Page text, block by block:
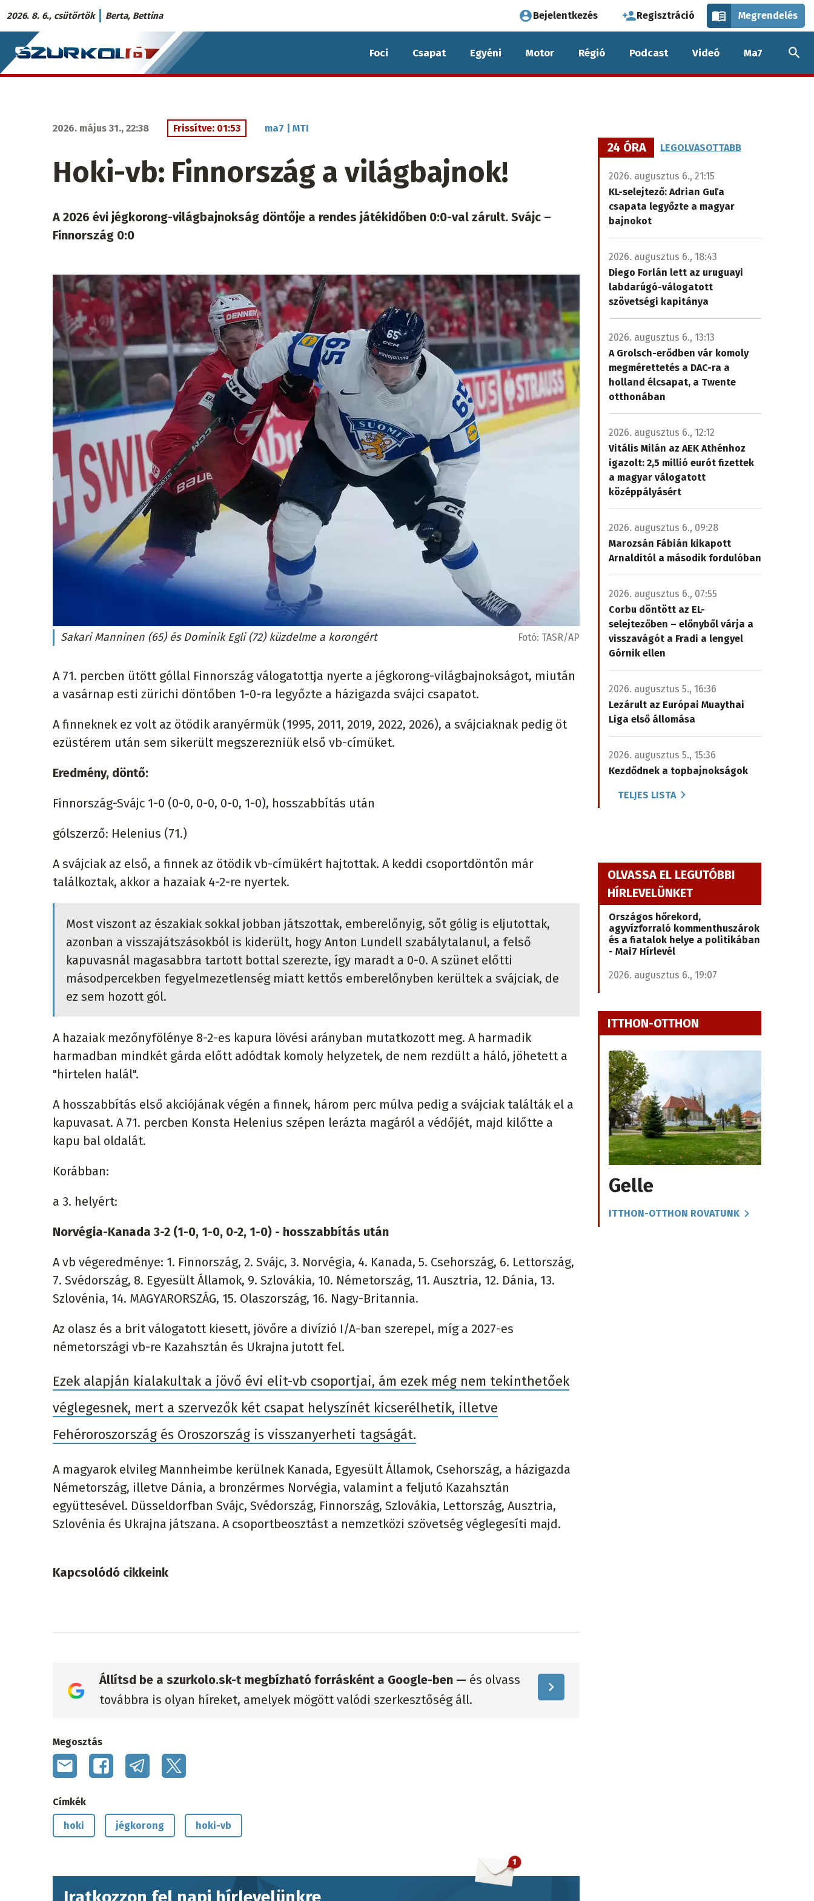
Ugrás
a
tartalomra
2026. 8. 6., csütörtök Berta, Bettina
Felhasználói
fiók
menüje
Bejelentkezés Regisztráció Megrendelés
Szurkoló.sk
fő
Foci Csapat Egyéni Motor Régió Podcast Videó Ma7
2026. május 31., 22:38 Frissítve: 01:53 ma7 | MTI
Hoki-vb: Finnország a világbajnok!
A 2026 évi jégkorong-világbajnokság döntője a rendes játékidőben 0:0-val zárult. Svájc –
Finnország 0:0
Sakari Manninen (65) és Dominik Egli (72) küzdelme a korongért Fotó: TASR/AP
A 71. percben ütött góllal Finnország válogatottja nyerte a jégkorong-világbajnokságot, miután
a vasárnap esti zürichi döntőben 1-0-ra legyőzte a házigazda svájci csapatot.
A finneknek ez volt az ötödik aranyérmük (1995, 2011, 2019, 2022, 2026), a svájciaknak pedig öt
ezüstérem után sem sikerült megszerezniük első vb-címüket.
Eredmény, döntő:
Finnország-Svájc 1-0 (0-0, 0-0, 0-0, 1-0), hosszabbítás után
gólszerző: Helenius (71.)
A svájciak az első, a finnek az ötödik vb-címükért hajtottak. A keddi csoportdöntőn már
találkoztak, akkor a hazaiak 4-2-re nyertek.
Most viszont az északiak sokkal jobban játszottak, emberelőnyig, sőt gólig is eljutottak,
azonban a visszajátszásokból is kiderült, hogy Anton Lundell szabálytalanul, a felső
kapuvasnál magasabbra tartott bottal szerezte, így maradt a 0-0. A szünet előtti
másodpercekben fegyelmezetlenség miatt kettős emberelőnyben kerültek a svájciak, de
ez sem hozott gól.
A hazaiak mezőnyfölénye 8-2-es kapura lövési arányban mutatkozott meg. A harmadik
harmadban mindkét gárda előtt adódtak komoly helyzetek, de nem rezdült a háló, jöhetett a
"hirtelen halál".
A hosszabbítás első akciójának végén a finnek, három perc múlva pedig a svájciak találták el a
kapuvasat. A 71. percben Konsta Helenius szépen lerázta magáról a védőjét, majd kilőtte a
kapu bal oldalát.
Korábban:
a 3. helyért:
Norvégia-Kanada 3-2 (1-0, 1-0, 0-2, 1-0) - hosszabbítás után
A vb végeredménye: 1. Finnország, 2. Svájc, 3. Norvégia, 4. Kanada, 5. Csehország, 6. Lettország,
7. Svédország, 8. Egyesült Államok, 9. Szlovákia, 10. Németország, 11. Ausztria, 12. Dánia, 13.
Szlovénia, 14. MAGYARORSZÁG, 15. Olaszország, 16. Nagy-Britannia.
Az olasz és a brit válogatott kiesett, jövőre a divízió I/A-ban szerepel, míg a 2027-es
németországi vb-re Kazahsztán és Ukrajna jutott fel.
Ezek alapján kialakultak a jövő évi elit-vb csoportjai, ám ezek még nem tekinthetőek
véglegesnek, mert a szervezők két csapat helyszínét kicserélhetik, illetve
Fehéroroszország és Oroszország is visszanyerheti tagságát.
A magyarok elvileg Mannheimbe kerülnek Kanada, Egyesült Államok, Csehország, a házigazda
Németország, illetve Dánia, a bronzérmes Norvégia, valamint a feljutó Kazahsztán
együttesével. Düsseldorfban Svájc, Svédország, Finnország, Szlovákia, Lettország, Ausztria,
Szlovénia és Ukrajna játszana. A csoportbeosztást a nemzetközi szövetség véglegesíti majd.
Kapcsolódó cikkeink
Állítsd be a szurkolo.sk-t megbízható forrásként a Google-ben — és olvass
továbbra is olyan híreket, amelyek mögött valódi szerkesztőség áll.
Megosztás
Címkék
hoki jégkorong hoki-vb
24 ÓRA LEGOLVASOTTABB
2026. augusztus 6., 21:15
KL-selejtező: Adrian Guľa
csapata legyőzte a magyar
bajnokot
2026. augusztus 6., 18:43
Diego Forlán lett az uruguayi
labdarúgó-válogatott
szövetségi kapitánya
2026. augusztus 6., 13:13
A Grolsch-erődben vár komoly
megmérettetés a DAC-ra a
holland élcsapat, a Twente
otthonában
2026. augusztus 6., 12:12
Vitális Milán az AEK Athénhoz
igazolt: 2,5 millió eurót fizettek
a magyar válogatott
középpályásért
2026. augusztus 6., 09:28
Marozsán Fábián kikapott
Arnalditól a második fordulóban
2026. augusztus 6., 07:55
Corbu döntött az EL-
selejtezőben – előnyből várja a
visszavágót a Fradi a lengyel
Górnik ellen
2026. augusztus 5., 16:36
Lezárult az Európai Muaythai
Liga első állomása
2026. augusztus 5., 15:36
Kezdődnek a topbajnokságok
TELJES LISTA
OLVASSA EL LEGUTÓBBI
HÍRLEVELÜNKET
Országos hőrekord,
agyvízforraló kommenthuszárok
és a fiatalok helye a politikában
- Mai7 Hírlevél
2026. augusztus 6., 19:07
ITTHON-OTTHON
Gelle
ITTHON-OTTHON ROVATUNK